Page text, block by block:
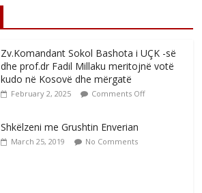
Zv.Komandant Sokol Bashota i UÇK -së
dhe prof.dr Fadil Millaku meritojnë votë
kudo në Kosovë dhe mërgatë
February 2, 2025 Comments Off
Shkëlzeni me Grushtin Enverian
March 25, 2019 No Comments